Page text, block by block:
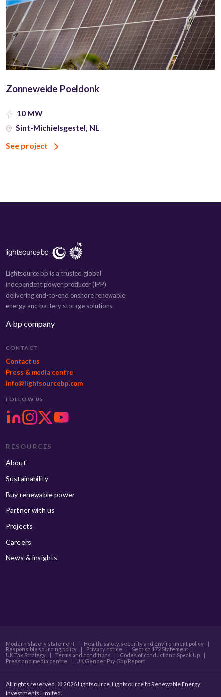
Zonneweide Poeldonk
10 MW
Sint-Michielsgestel, NL
See project
Lightsource bp is a trusted global
independent power producer (IPP)
delivering end-to-end onshore renewable
energy and battery storage solutions.
A bp company
CONTACT
Contact us
Press & media centre
info@lightsourcebp.com
FOLLOW US
RESOURCES
About
Sustainability
Buy renewable power
Partner with us
Projects
Careers
News & insights
Modern slavery statement | Health, safety, security and environment policy
|
Responsible sourcing policy
| Privacy notice | Section 172 Statement
|
UK Tax Strategy
| Terms and conditions | Codes of conduct and Speak Up
|
Press and media centre
| UK Gender Pay Gap Report
All rights reserved. © 2026 Lightsource. Lightsource bp Renewable Energy
Investments Limited.